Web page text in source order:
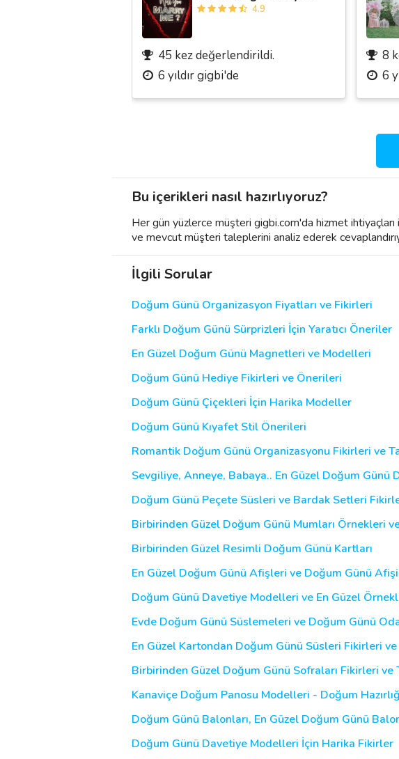
4.9
45 kez değerlendirildi.
6 yıldır gigbi'de
8
6
Bu içerikleri nasıl hazırlıyoruz?
Her gün yüzlerce müşteri gigbi.com'da hizmet
ve mevcut müşteri taleplerini analiz ederek
İlgili Sorular
Doğum Günü Organizasyon Fiyatları ve Fikirleri
Farklı Doğum Günü Sürprizleri İçin Yaratıcı Öneriler
En Güzel Doğum Günü Magnetleri ve Modelleri
Doğum Günü Hediye Fikirleri ve Önerileri
Doğum Günü Çiçekleri İçin Harika Modeller
Doğum Günü Kıyafet Stil Önerileri
Romantik Doğum Günü Organizasyonu Fikirleri ve
Sevgiliye, Anneye, Babaya.. En Güzel Doğum Günü
Doğum Günü Peçete Süsleri ve Bardak Setleri
Birbirinden Güzel Doğum Günü Mumları Örnekleri
Birbirinden Güzel Resimli Doğum Günü Kartları
En Güzel Doğum Günü Afişleri ve Doğum Günü
Doğum Günü Davetiye Modelleri ve En Güzel
Evde Doğum Günü Süslemeleri ve Doğum Günü
En Güzel Kartondan Doğum Günü Süsleri Fikirleri
Birbirinden Güzel Doğum Günü Sofraları Fikirleri ve
Kanaviçe Doğum Panosu Modelleri - Doğum
Doğum Günü Balonları, En Güzel Doğum Günü
Doğum Günü Davetiye Modelleri İçin Harika Fikirler